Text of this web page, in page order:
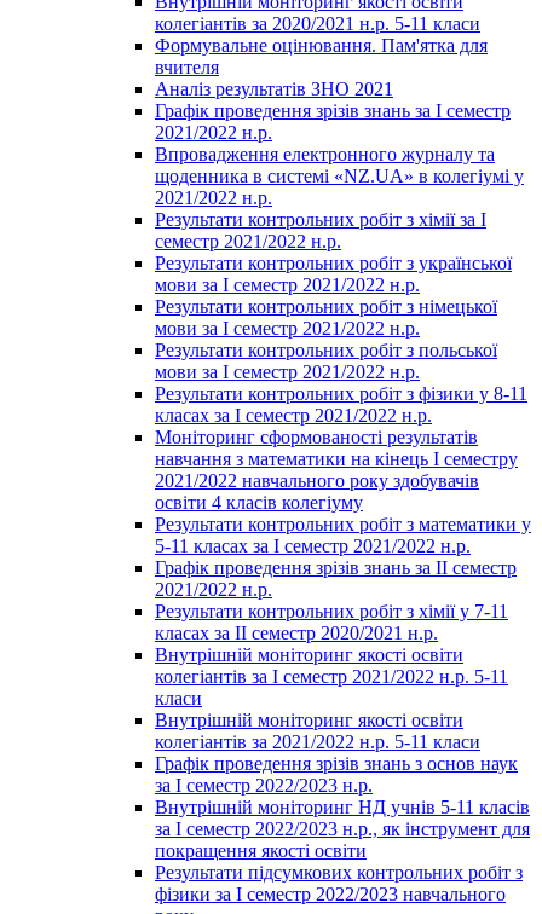
колегіантів за 2020/2021 н.р. 5-11 класи
Формувальне оцінювання. Пам'ятка для
вчителя
Аналіз результатів ЗНО 2021
Графік проведення зрізів знань за І семестр
2021/2022 н.р.
Впровадження електронного журналу та
щоденника в системі «NZ.UA» в колегіумі у
2021/2022 н.р.
Результати контрольних робіт з хімії за І
семестр 2021/2022 н.р.
Результати контрольних робіт з української
мови за І семестр 2021/2022 н.р.
Результати контрольних робіт з німецької
мови за І семестр 2021/2022 н.р.
Результати контрольних робіт з польської
мови за І семестр 2021/2022 н.р.
Результати контрольних робіт з фізики у 8-11
класах за І семестр 2021/2022 н.р.
Моніторинг сформованості результатів
навчання з математики на кінець І семестру
2021/2022 навчального року здобувачів
освіти 4 класів колегіуму
Результати контрольних робіт з математики у
5-11 класах за І семестр 2021/2022 н.р.
Графік проведення зрізів знань за ІІ семестр
2021/2022 н.р.
Результати контрольних робіт з хімії у 7-11
класах за ІІ семестр 2020/2021 н.р.
Внутрішній моніторинг якості освіти
колегіантів за І семестр 2021/2022 н.р. 5-11
класи
Внутрішній моніторинг якості освіти
колегіантів за 2021/2022 н.р. 5-11 класи
Графік проведення зрізів знань з основ наук
за І семестр 2022/2023 н.р.
Внутрішній моніторинг НД учнів 5-11 класів
за І семестр 2022/2023 н.р., як інструмент для
покращення якості освіти
Результати підсумкових контрольних робіт з
фізики за І семестр 2022/2023 навчального